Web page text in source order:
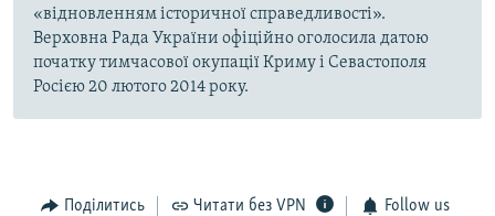
«відновленням історичної справедливості».
Верховна Рада України офіційно оголосила датою
початку тимчасової окупації Криму і Севастополя
Росією 20 лютого 2014 року.
Поділитись Читати без VPN Follow us